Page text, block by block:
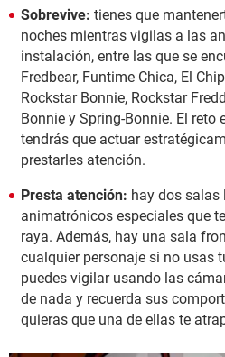
Sobrevive: tienes que
noches mientras vigilas a las
instalación, entre las que se
Fredbear, Funtime Chica, El
Rockstar Bonnie, Rockstar
Bonnie y Spring-Bonnie. El reto
tendrás que actuar
prestarles atención.
Presta atención: hay dos salas
animatrónicos especiales que
raya. Además, hay una sala
cualquier personaje si no usas
puedes vigilar usando las
de nada y recuerda sus
quieras que una de ellas te